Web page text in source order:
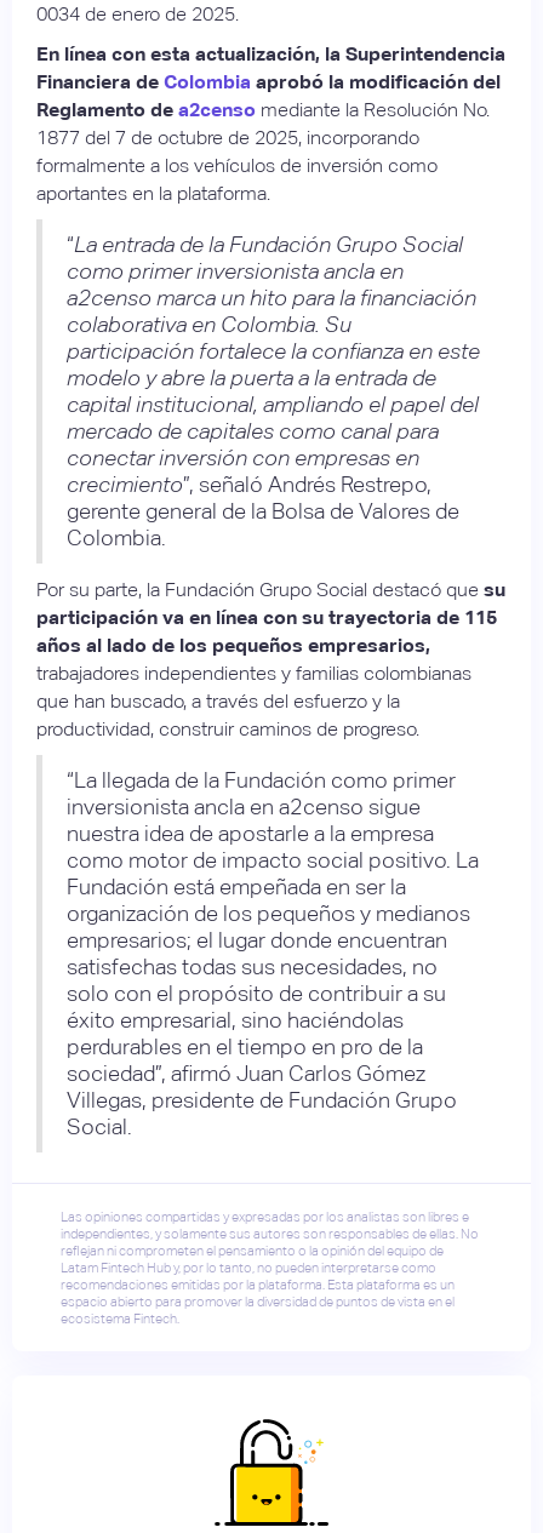
0034 de enero de 2025.
En línea con esta actualización, la Superintendencia
Financiera de Colombia aprobó la modificación del
Reglamento de a2censo mediante la Resolución No.
1877 del 7 de octubre de 2025, incorporando
formalmente a los vehículos de inversión como
aportantes en la plataforma.
“La entrada de la Fundación Grupo Social
como primer inversionista ancla en
a2censo marca un hito para la financiación
colaborativa en Colombia. Su
participación fortalece la confianza en este
modelo y abre la puerta a la entrada de
capital institucional, ampliando el papel del
mercado de capitales como canal para
conectar inversión con empresas en
crecimiento”, señaló Andrés Restrepo,
gerente general de la Bolsa de Valores de
Colombia.
Por su parte, la Fundación Grupo Social destacó que su
participación va en línea con su trayectoria de 115
años al lado de los pequeños empresarios,
trabajadores independientes y familias colombianas
que han buscado, a través del esfuerzo y la
productividad, construir caminos de progreso.
“La llegada de la Fundación como primer
inversionista ancla en a2censo sigue
nuestra idea de apostarle a la empresa
como motor de impacto social positivo. La
Fundación está empeñada en ser la
organización de los pequeños y medianos
empresarios; el lugar donde encuentran
satisfechas todas sus necesidades, no
solo con el propósito de contribuir a su
éxito empresarial, sino haciéndolas
perdurables en el tiempo en pro de la
sociedad”, afirmó Juan Carlos Gómez
Villegas, presidente de Fundación Grupo
Social.
Las opiniones compartidas y expresadas por los analistas son libres e
independientes, y solamente sus autores son responsables de ellas. No
reflejan ni comprometen el pensamiento o la opinión del equipo de
Latam Fintech Hub y, por lo tanto, no pueden interpretarse como
recomendaciones emitidas por la plataforma. Esta plataforma es un
espacio abierto para promover la diversidad de puntos de vista en el
ecosistema Fintech.